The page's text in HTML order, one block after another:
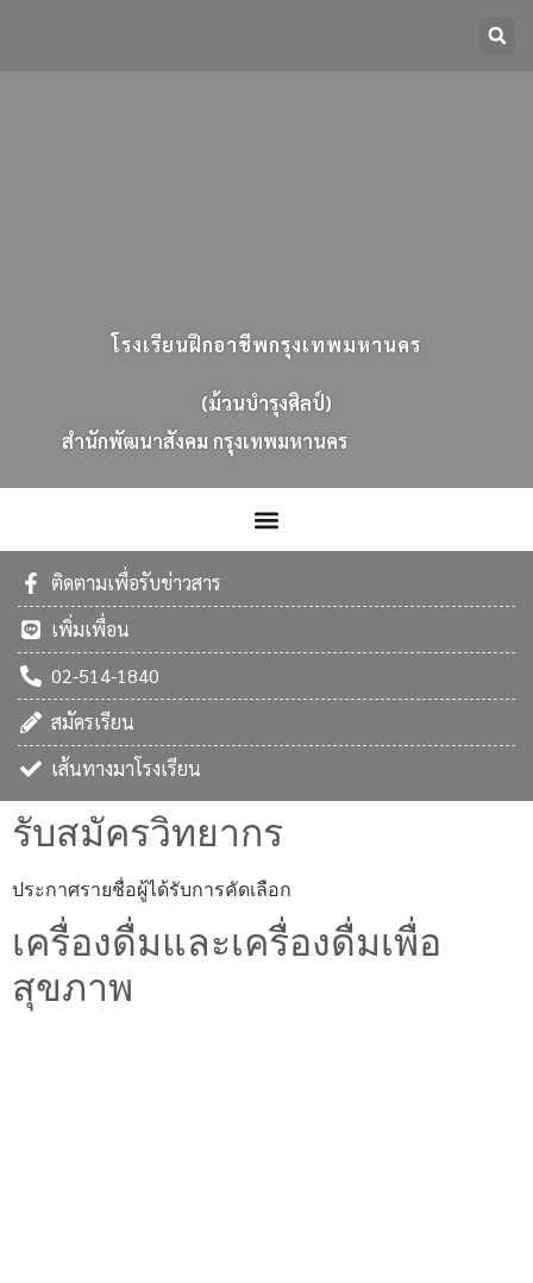
โรงเรียนฝึกอาชีพกรุงเทพมหานคร
(ม้วนบำรุงศิลป์)
สนกพฒนาสงคม กรงเทพมหานคร
ติดตามเพื่อรับข่าวสาร
เพิ่มเพื่อน
02-514-1840
สมัครเรียน
เส้นทางมาโรงเรียน
รับสมัครวิทยากร
ประกาศรายชื่อผู้ได้รับการคัดเลือก
เครื่องดื่มและเครื่องดื่มเพื่อ
สุขภาพ